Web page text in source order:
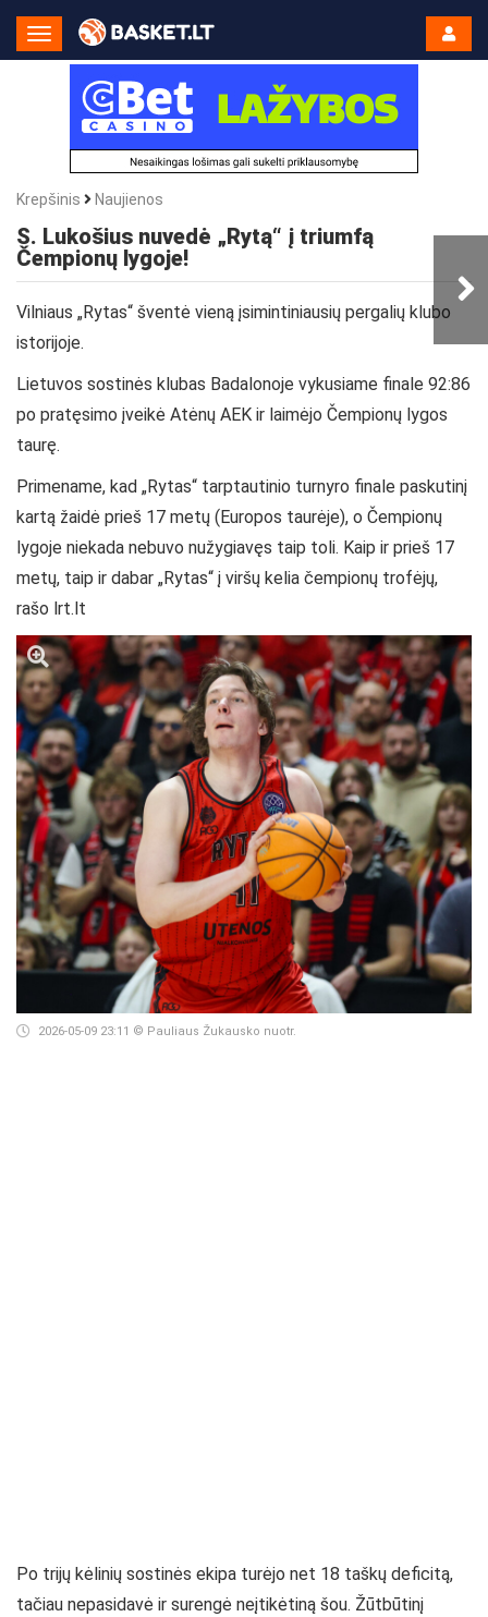
Toggle
Navigation
Krepšinis Naujienos
S. Lukošius nuvedė „Rytą“ į triumfą
Čempionų lygoje!
Vilniaus „Rytas“ šventė vieną įsimintiniausių pergalių klubo
istorijoje.
Lietuvos sostinės klubas Badalonoje vykusiame finale 92:86
po pratęsimo įveikė Atėnų AEK ir laimėjo Čempionų lygos
taurę.
Primename, kad „Rytas“ tarptautinio turnyro finale paskutinį
kartą žaidė prieš 17 metų (Europos taurėje), o Čempionų
lygoje niekada nebuvo nužygiavęs taip toli. Kaip ir prieš 17
metų, taip ir dabar „Rytas“ į viršų kelia čempionų trofėjų,
rašo lrt.lt
2026-05-09 23:11 © Pauliaus Žukausko nuotr.
Po trijų kėlinių sostinės ekipa turėjo net 18 taškų deficitą,
tačiau nepasidavė ir surengė neįtikėtiną šou. Žūtbūtinį